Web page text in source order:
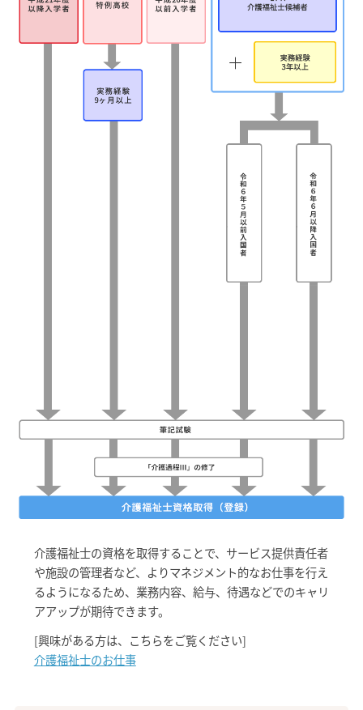
介護福祉士の資格を取得することで、サービス提供責任者
や施設の管理者など、よりマネジメント的なお仕事を行え
るようになるため、業務内容、給与、待遇などでのキャリ
アアップが期待できます。
[興味がある方は、こちらをご覧ください]
介護福祉士のお仕事